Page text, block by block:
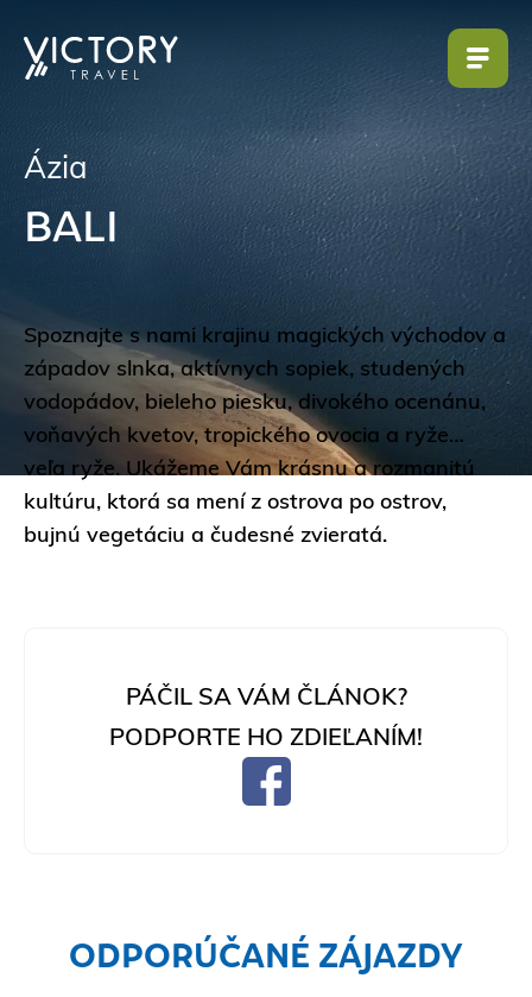
Ázia
BALI
Spoznajte s nami krajinu magických východov a
západov slnka, aktívnych sopiek, studených
vodopádov, bieleho piesku, divokého ocenánu,
voňavých kvetov, tropického ovocia a ryže…
veľa ryže. Ukážeme Vám krásnu a rozmanitú
kultúru, ktorá sa mení z ostrova po ostrov,
bujnú vegetáciu a čudesné zvieratá.
PÁČIL SA VÁM ČLÁNOK?
PODPORTE HO ZDIEĽANÍM!
ODPORÚČANÉ ZÁJAZDY